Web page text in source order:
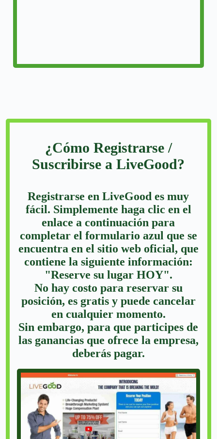
¿Cómo Registrarse /
Suscribirse a LiveGood?
Registrarse en LiveGood es muy
fácil. Simplemente haga clic en el
enlace a continuación para
completar el formulario azul que se
encuentra en el sitio web oficial, que
contiene la siguiente información:
"Reserve su lugar HOY".
No hay costo para reservar su
posición, es gratis y puede cancelar
en cualquier momento.
Sin embargo, para que participes de
las ganancias que ofrece la empresa,
deberás pagar.